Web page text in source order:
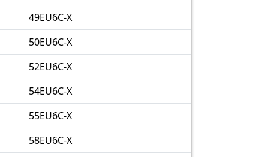
49EU6C-X
50EU6C-X
52EU6C-X
54EU6C-X
55EU6C-X
58EU6C-X